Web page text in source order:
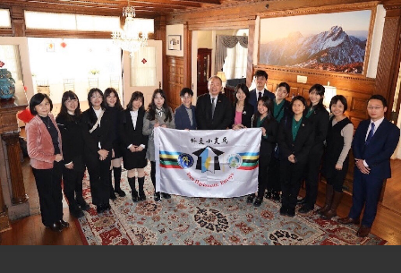
台美貿易協議完成簽署達成6大目標、創5大歷史
性突破 總統強調將以3大面向加速臺灣經濟轉型
升級 籲請立院全力支持並盡速通過
臺美簽署「對等貿易協定」確立對等關稅15%且不
疊加 我輸美2072項產品豁免對等關稅
總統接受「法新社」（AFP）專訪內容
外交部長林佳龍於《外交事務》撰文指出：自由
世界 需要台灣，團結合作方能守護繁榮
外交部長林佳龍出席《台灣光華雜誌》50週年慶
「見證蛻變，分享世界的光華」開幕式，期許數
位轉 型迎向下個50年
總統主持「台美經濟繁榮夥伴對話」記者會 說
明臺美合作三大戰略方向 盼與民主夥伴共同引
領 下一個世代的繁榮
外交部長林佳龍接受印尼「時代雜誌」專訪，闡
述印太安全局勢，籲深化台印尼半導體供應鏈合